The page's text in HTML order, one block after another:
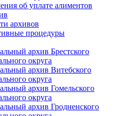
об уплате алиментов
архивов
процедуры
архив Брестского
округа
архив Витебского
округа
архив Гомельского
округа
архив Гродненского